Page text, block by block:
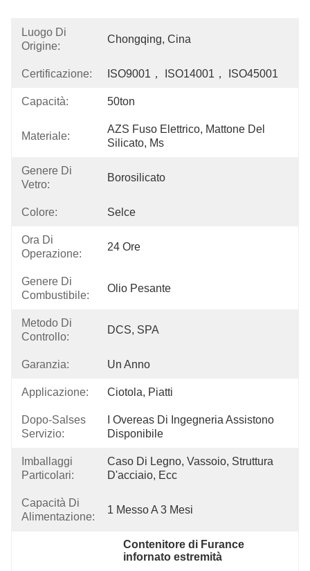
Luogo Di
Origine:
Chongqing, Cina
Certificazione: ISO9001， ISO14001， ISO45001
Capacità: 50ton
Materiale:
AZS Fuso Elettrico, Mattone Del
Silicato, Ms
Genere Di
Vetro:
Borosilicato
Colore: Selce
Ora Di
Operazione:
24 Ore
Genere Di
Combustibile:
Olio Pesante
Metodo Di
Controllo:
DCS, SPA
Garanzia: Un Anno
Applicazione: Ciotola, Piatti
Dopo-Salses
Servizio:
I Overeas Di Ingegneria Assistono
Disponibile
Imballaggi
Particolari:
Caso Di Legno, Vassoio, Struttura
D'acciaio, Ecc
Capacità Di
Alimentazione:
1 Messo A 3 Mesi
Contenitore di Furance
infornato estremità